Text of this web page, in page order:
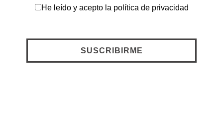
He leído y acepto la política de privacidad